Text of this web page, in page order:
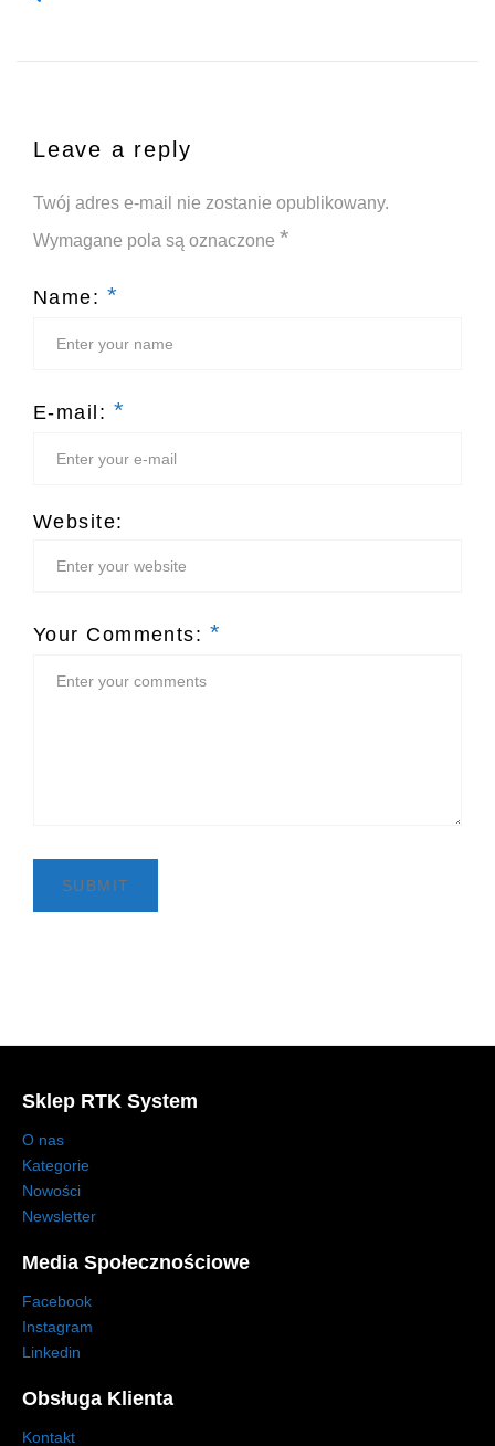
Leave a reply
Twój adres e-mail nie zostanie opublikowany.
Wymagane pola są oznaczone *
Name: *
E-mail: *
Website:
Your Comments: *
Sklep RTK System
O nas
Kategorie
Nowości
Newsletter
Media Społecznościowe
Facebook
Instagram
Linkedin
Obsługa Klienta
Kontakt